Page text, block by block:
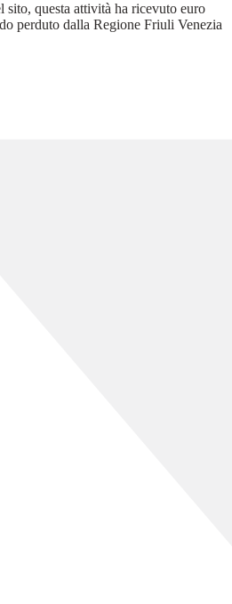
questa attività ha ricevuto euro
perduto dalla Regione Friuli Venezia